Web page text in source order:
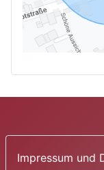
Impressum und